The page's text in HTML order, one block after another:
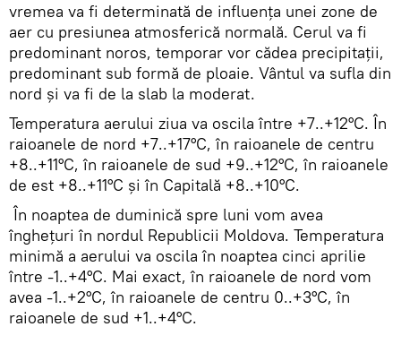
vremea va fi determinată de influența unei zone de
aer cu presiunea atmosferică normală. Cerul va fi
predominant noros, temporar vor cădea precipitații,
predominant sub formă de ploaie. Vântul va sufla din
nord și va fi de la slab la moderat.
Temperatura aerului ziua va oscila între +7..+12°С. În
raioanele de nord +7..+17°C, în raioanele de centru
+8..+11°C, în raioanele de sud +9..+12°C, în raioanele
de est +8..+11°C și în Capitală +8..+10°C.
În noaptea de duminică spre luni vom avea
înghețuri în nordul Republicii Moldova. Temperatura
minimă a aerului va oscila în noaptea cinci aprilie
între -1..+4°C. Mai exact, în raioanele de nord vom
avea -1..+2°C, în raioanele de centru 0..+3°C, în
raioanele de sud +1..+4°C.